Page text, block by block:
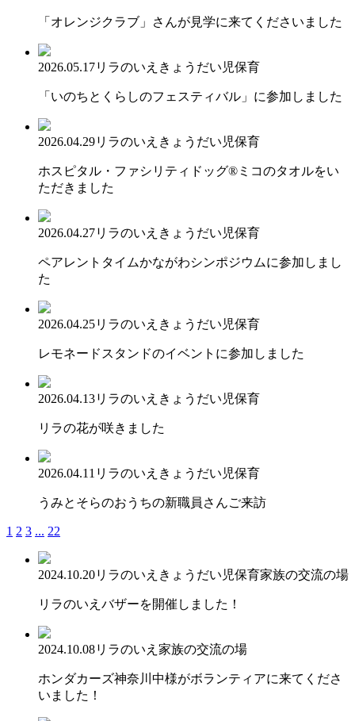
「オレンジクラブ」さんが見学に来てくださいました
2026.05.17リラのいえ きょうだい児保育
「いのちとくらしのフェスティバル」に参加しました
2026.04.29リラのいえ きょうだい児保育
ホスピタル・ファシリティドッグ®ミコのタオルをい
ただきました
2026.04.27リラのいえ きょうだい児保育
ペアレントタイムかながわシンポジウムに参加しまし
た
2026.04.25リラのいえ きょうだい児保育
レモネードスタンドのイベントに参加しました
2026.04.13リラのいえ きょうだい児保育
リラの花が咲きました
2026.04.11 リラのいえ きょうだい児保育
うみとそらのおうちの新職員さんご来訪
1 2 3 ... 22
2024.10.20リラのいえ きょうだい児保育家族の交流の場
リラのいえバザーを開催しました！
2024.10.08リラのいえ 家族の交流の場
ホンダカーズ神奈川中様がボランティアに来てくださ
いました！